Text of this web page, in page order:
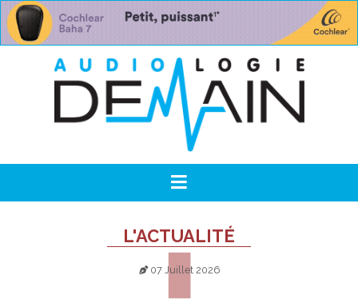
L'ACTUALITÉ
07 Juillet 2026